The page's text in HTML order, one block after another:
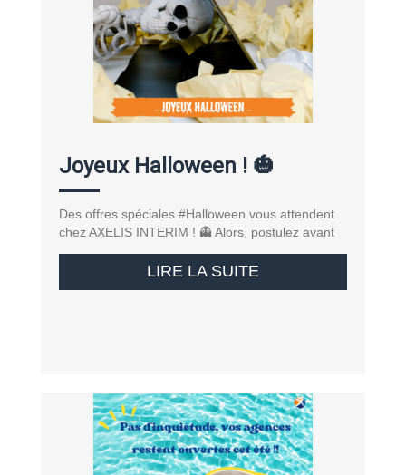
Joyeux Halloween ! 🎃
Des offres spéciales #Halloween vous attendent
chez AXELIS INTERIM ! 👻 Alors, postulez avant
LIRE LA SUITE